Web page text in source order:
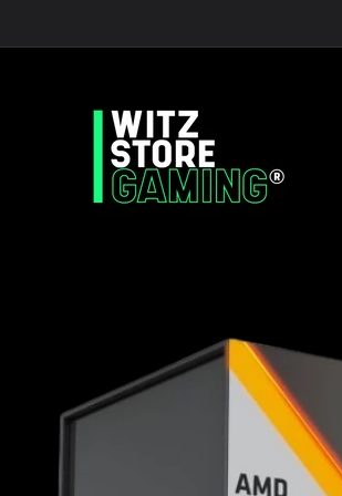
al contenido
información
del producto